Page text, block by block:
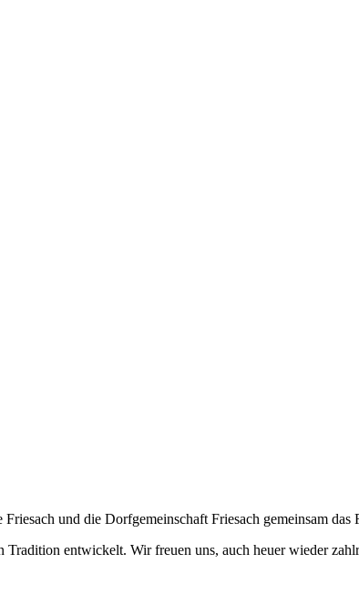
und die Dorfgemeinschaft Friesach gemeinsam das
entwickelt. Wir freuen uns, auch heuer wieder